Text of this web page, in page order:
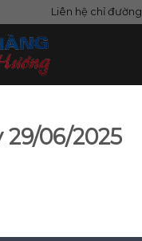
Liên hệ chỉ đường
06/2025